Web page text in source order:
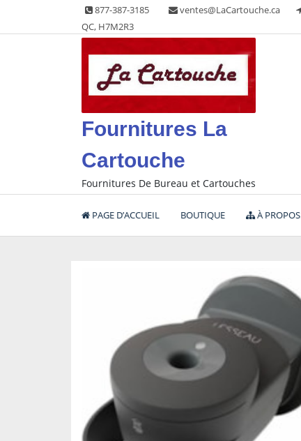
content
877-387-3185 ventes@LaCartouche.ca
QC, H7M2R3
Fournitures La
Cartouche
Fournitures De Bureau et Cartouches
PAGE D’ACCUEIL BOUTIQUE À PROPOS